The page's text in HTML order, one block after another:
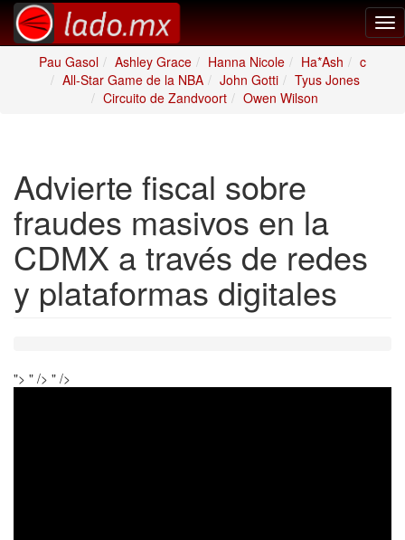
Pau Gasol
Ashley Grace Hanna Nicole Ha*Ash
c
All-Star Game de la NBA
John Gotti
Tyus Jones
Circuito de Zandvoort
Owen Wilson
Advierte fiscal sobre
fraudes masivos en la
CDMX a través de redes
y plataformas digitales
"> " /> " />